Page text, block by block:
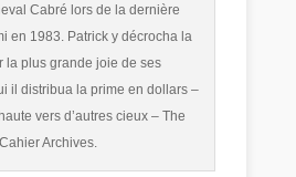
Cabré lors de la dernière
en 1983. Patrick y décrocha la
la plus grande joie de ses
il distribua la prime en dollars –
vers d’autres cieux – The
Cahier Archives.